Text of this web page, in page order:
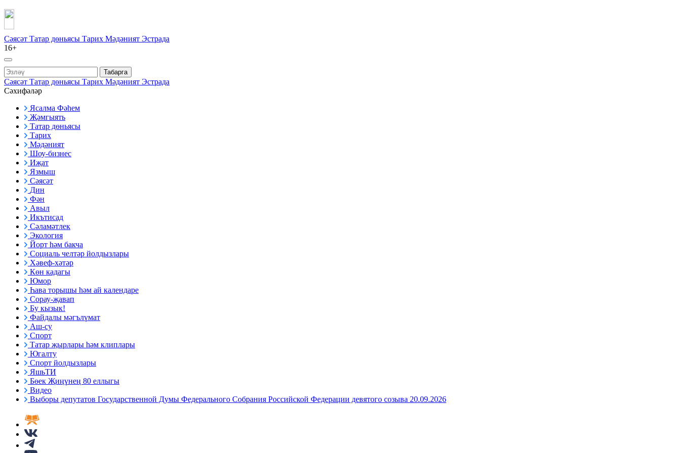
Сәясәт Татар дөньясы Тарих Мәдәният Эстрада
16+
Табарга
Сәясәт Татар дөньясы Тарих Мәдәният Эстрада
Сәхифәләр
Ясалма Фәһем
Җәмгыять
Татар дөньясы
Тарих
Мәдәният
Шоу-бизнес
Иҗат
Язмыш
Сәясәт
Дин
Фән
Авыл
Икътисад
Сәламәтлек
Экология
Йорт һәм бакча
Социаль челтәр йолдызлары
Хәвеф-хәтәр
Көн кадагы
Юмор
Һава торышы һәм ай календаре
Сорау-җавап
Бу кызык!
Файдалы мәгълүмат
Аш-су
Спорт
Татар җырлары һәм клиплары
Югалту
Спорт йолдызлары
ЯшьТИ
Бөек Җиңүнең 80 еллыгы
Видео
Выборы депутатов Государственной Думы Федерального Собрания Российской Федерации девятого созыва 20.09.2026